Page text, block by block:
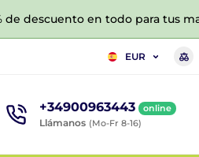
de descuento en todo para tus
EUR
+34900963443 online
Llámanos (Mo-Fr 8-16)